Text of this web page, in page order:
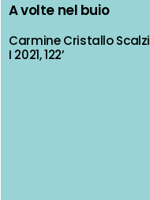
A volte nel buio
Carmine Cristallo Scalzi
I 2021, 122’
A volte nel buio
Carmine Cristallo Scalzi
I 2021, 122’